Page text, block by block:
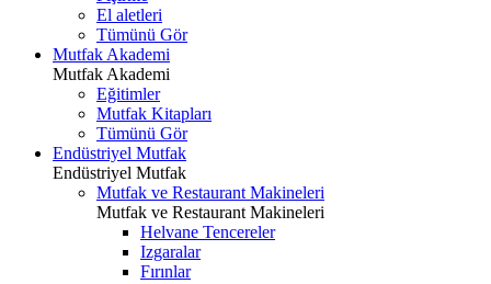
El aletleri
Tümünü Gör
Mutfak Akademi
Mutfak Akademi
Eğitimler
Mutfak Kitapları
Tümünü Gör
Endüstriyel Mutfak
Endüstriyel Mutfak
Mutfak ve Restaurant Makineleri
Mutfak ve Restaurant Makineleri
Helvane Tencereler
Izgaralar
Fırınlar